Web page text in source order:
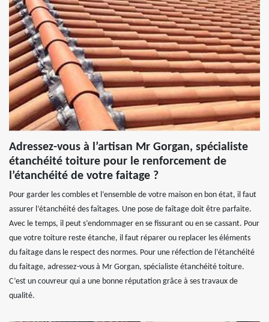
Adressez-vous à l’artisan Mr Gorgan, spécialiste
étanchéité toiture pour le renforcement de
l’étanchéité de votre faitage ?
Pour garder les combles et l’ensemble de votre maison en bon état, il faut
assurer l’étanchéité des faîtages. Une pose de faîtage doit être parfaite.
Avec le temps, il peut s’endommager en se fissurant ou en se cassant. Pour
que votre toiture reste étanche, il faut réparer ou replacer les éléments
du faitage dans le respect des normes. Pour une réfection de l’étanchéité
du faitage, adressez-vous à Mr Gorgan, spécialiste étanchéité toiture.
C’est un couvreur qui a une bonne réputation grâce à ses travaux de
qualité.